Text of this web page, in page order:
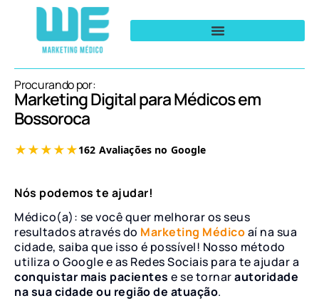
Procurando por:
Marketing Digital para Médicos em
Bossoroca
Nós podemos te ajudar!
Médico(a): se você quer melhorar os seus
resultados através do Marketing Médicoaí na sua
cidade, saiba que isso é possível! Nosso método
utiliza o Google e as Redes Sociais para te ajudar a
conquistar mais pacientes e se tornarautoridade
na sua cidade ou região de atuação.